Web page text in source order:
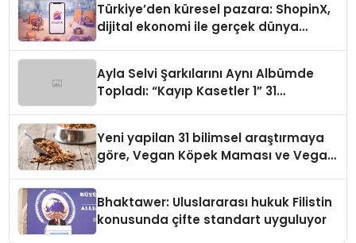
Türkiye’den küresel pazara: ShopinX,
dijital ekonomi ile gerçek dünya
Ayla Selvi Şarkılarını Aynı Albümde
Topladı: “Kayıp Kasetler 1” 31
Yeni yapilan 31 bilimsel araştırmaya
göre, Vegan Köpek Maması ve Vegan
Bhaktawer: Uluslararası hukuk Filistin
konusunda çifte standart uyguluyor